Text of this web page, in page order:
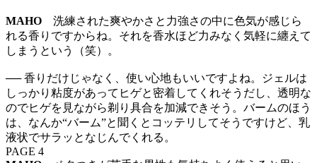
MAHO 洗練された爽やかさと力強さの中に色気が感じら
れる香りですからね。それを香水ほど力みなく気軽に纏えて
しまうという（笑）。
── 香りだけじゃなく、使い心地もいいですよね。ジェルは
しっかり粘度があってヒゲと密着してくれそうだし、透明な
のでヒゲを見ながら剃り具合を加減できそう。バームのほう
は、なんか“バーム”と聞くとコッテリしてそうですけど、乳
液状でサラッとなじんでくれる。
PAGE 4